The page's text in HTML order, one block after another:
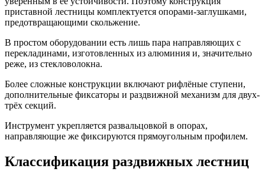
приставной лестницы комплектуется опорами-заглушками,
предотвращающими скольжение.
В простом оборудовании есть лишь пара направляющих с
перекладинами, изготовленных из алюминия и, значительно
реже, из стекловолокна.
Более сложные конструкции включают рифлёные ступени,
дополнительные фиксаторы и раздвижной механизм для двух-
трёх секций.
Инструмент укрепляется развальцовкой в опорах,
направляющие же фиксируются прямоугольным профилем.
Классификация раздвижных лестниц